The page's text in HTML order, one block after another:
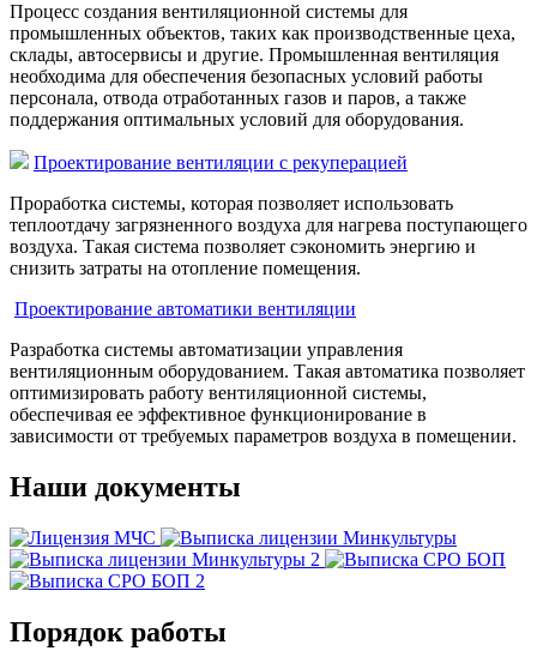
Процесс создания вентиляционной системы для
промышленных объектов, таких как производственные цеха,
склады, автосервисы и другие. Промышленная вентиляция
необходима для обеспечения безопасных условий работы
персонала, отвода отработанных газов и паров, а также
поддержания оптимальных условий для оборудования.
Проектирование вентиляции с рекуперацией
Проработка системы, которая позволяет использовать
теплоотдачу загрязненного воздуха для нагрева поступающего
воздуха. Такая система позволяет сэкономить энергию и
снизить затраты на отопление помещения.
Проектирование автоматики вентиляции
Разработка системы автоматизации управления
вентиляционным оборудованием. Такая автоматика позволяет
оптимизировать работу вентиляционной системы,
обеспечивая ее эффективное функционирование в
зависимости от требуемых параметров воздуха в помещении.
Наши документы
Порядок работы